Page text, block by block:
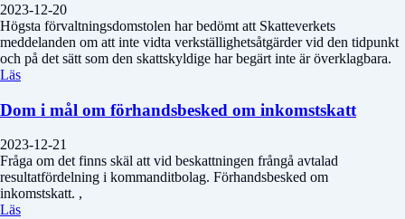
2023-12-20
Högsta förvaltningsdomstolen har bedömt att Skatteverkets
meddelanden om att inte vidta verkställighetsåtgärder vid den tidpunkt
och på det sätt som den skattskyldige har begärt inte är överklagbara.
Läs
Dom i mål om förhandsbesked om inkomstskatt
2023-12-21
Fråga om det finns skäl att vid beskattningen frångå avtalad
resultatfördelning i kommanditbolag. Förhandsbesked om
inkomstskatt. ,
Läs